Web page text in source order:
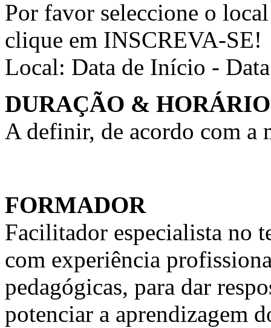
Por favor seleccione o
clique em INSCREVA-SE!
Local: Data de Início -
DURAÇÃO & HORÁRIO
A definir, de acordo com a
FORMADOR
Facilitador especialista no
com experiência
pedagógicas, para dar
potenciar a aprendizagem